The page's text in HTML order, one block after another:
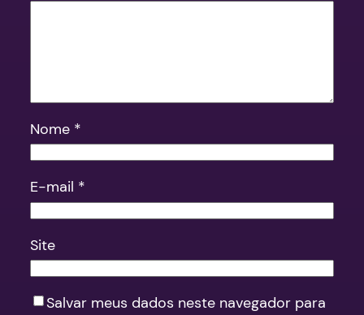
Nome *
E-mail *
Site
Salvar meus dados neste navegador para